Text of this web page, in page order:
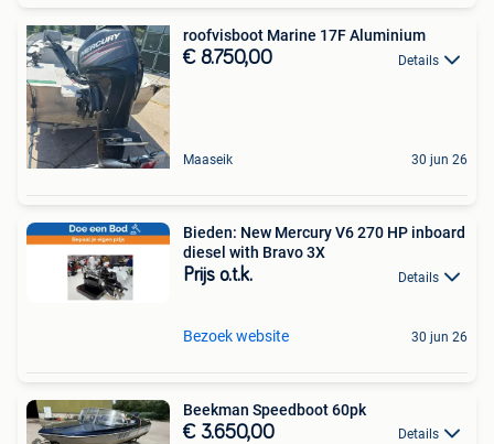
roofvisboot Marine 17F Aluminium
€ 8.750,00 Details
Maaseik 30 jun 26
Bieden: New Mercury V6 270 HP inboard
diesel with Bravo 3X
Prijs o.t.k. Details
Bezoek website 30 jun 26
Beekman Speedboot 60pk
€ 3.650,00 Details